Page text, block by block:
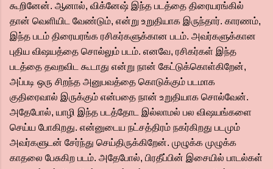
கூறினேன். ஆனால், விக்னேஷ் இந்த படத்தை திரையரங்கில்
தான் வெளியிட வேண்டும், என்று உறுதியாக இருந்தார். காரணம்,
இந்த படம் திரையரங்க ரசிகர்களுக்கான படம். அவர்களுக்கான
புதிய விஷயத்தை சொல்லும் படம். எனவே, ரசிகர்கள் இந்த
படத்தை தவறவிட கூடாது என்று நான் கேட்டுக்கொள்கிறேன்,
அப்படி ஒரு சிறந்த அனுபவத்தை கொடுக்கும் படமாக
குதிரைவால் இருக்கும் என்பதை நான் உறுதியாக சொல்வேன்.
அதேபோல், யாழி இந்த படத்தோட இல்லாமல் பல விஷயங்களை
செய்ய போகிறது. என்னுடைய நட்சத்திரம் நகர்கிறது படமும்
அவர்களுடன் சேர்ந்து செய்திருக்கிறேன். முழுக்க முழுக்க
காதலை பேசுகிற படம். அதேபோல், பிரதீப்பின் இசையில் பாடல்கள்